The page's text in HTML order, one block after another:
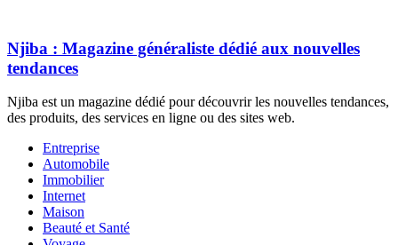
Njiba : Magazine généraliste dédié aux nouvelles
tendances
Njiba est un magazine dédié pour découvrir les nouvelles tendances,
des produits, des services en ligne ou des sites web.
Entreprise
Automobile
Immobilier
Internet
Maison
Beauté et Santé